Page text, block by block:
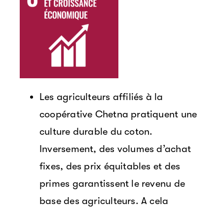
Les agriculteurs affiliés à la
coopérative Chetna pratiquent une
culture durable du coton.
Inversement, des volumes d’achat
fixes, des prix équitables et des
primes garantissent le revenu de
base des agriculteurs. A cela